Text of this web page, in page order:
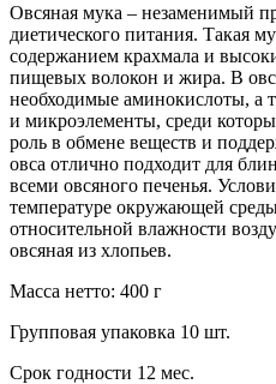
Овсяная мука – незаменимый
диетического питания. Такая
содержанием крахмала и
пищевых волокон и жира. В
необходимые аминокислоты,
и микроэлементы, среди
роль в обмене веществ и
овса отлично подходит для
всеми овсяного печенья.
температуре окружающей
относительной влажности
овсяная из хлопьев.
Масса нетто: 400 г
Групповая упаковка 10 шт.
Срок годности 12 мес.